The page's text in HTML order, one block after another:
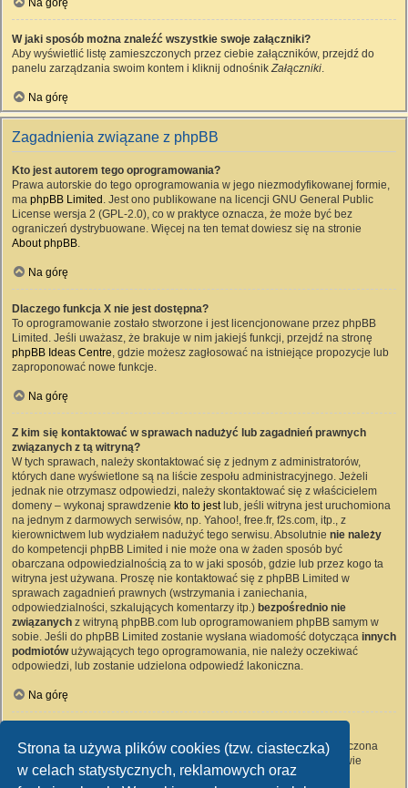
Strona ta używa plików cookies (tzw. ciasteczka)
w celach statystycznych, reklamowych oraz
Na górę
W jaki sposób można znaleźć wszystkie swoje załączniki?
Aby wyświetlić listę zamieszczonych przez ciebie załączników, przejdź do
panelu zarządzania swoim kontem i kliknij odnośnikZałączniki.
Na górę
Zagadnienia związane z phpBB
Kto jest autorem tego oprogramowania?
Prawa autorskie do tego oprogramowania w jego niezmodyfikowanej formie,
ma phpBB Limited . Jest ono publikowane na licencji GNU General Public
License wersja 2 (GPL-2.0), co w praktyce oznacza, że może być bez
ograniczeń dystrybuowane. Więcej na ten temat dowiesz się na stronie
About phpBB.
Na górę
Dlaczego funkcja X nie jest dostępna?
To oprogramowanie zostało stworzone i jest licencjonowane przez phpBB
Limited. Jeśli uważasz, że brakuje w nim jakiejś funkcji, przejdź na stronę
phpBB Ideas Centre, gdzie możesz zagłosować na istniejące propozycje lub
zaproponować nowe funkcje.
Na górę
Z kim się kontaktować w sprawach nadużyć lub zagadnień prawnych
związanych z tą witryną?
W tych sprawach, należy skontaktować się z jednym z administratorów,
których dane wyświetlone są na liście zespołu administracyjnego. Jeżeli
jednak nie otrzymasz odpowiedzi, należy skontaktować się z właścicielem
domeny – wykonaj sprawdzenie kto to jestlub, jeśli witryna jest uruchomiona
na jednym z darmowych serwisów, np. Yahoo!, free.fr, f2s.com, itp., z
kierownictwem lub wydziałem nadużyć tego serwisu. Absolutnie nie należy
do kompetencji phpBB Limited i nie może ona w żaden sposób być
obarczana odpowiedzialnością za to w jaki sposób, gdzie lub przez kogo ta
witryna jest używana. Proszę nie kontaktować się z phpBB Limited w
sprawach zagadnień prawnych (wstrzymania i zaniechania,
odpowiedzialności, szkalujących komentarzy itp.) bezpośrednio nie
związanych z witryną phpBB.com lub oprogramowaniem phpBB samym w
sobie. Jeśli do phpBB Limited zostanie wysłana wiadomość dotycząca innych
podmiotówużywających tego oprogramowania, nie należy oczekiwać
odpowiedzi, lub zostanie udzielona odpowiedź lakoniczna.
Na górę
Wszyscy użytkownicy witryny mogą używać – jeśli funkcja ta jest włączona
przez administratora witryny – formularza „Kontakt z nami”. Członkowie
witryny mogą także używać odnośnika „Zespół administracyjny”.